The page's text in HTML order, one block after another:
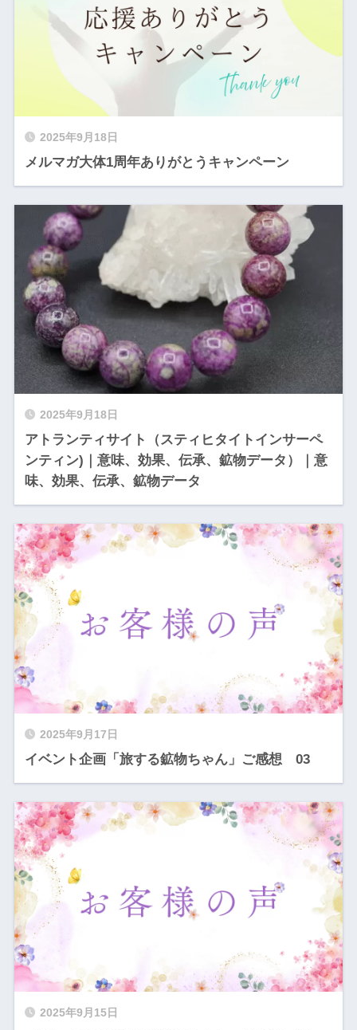
2025年9月18日
メルマガ大体1周年ありがとうキャンペーン
2025年9月18日
アトランティサイト（スティヒタイトインサーペ
ンティン)｜意味、効果、伝承、鉱物データ）｜意
味、効果、伝承、鉱物データ
2025年9月17日
イベント企画「旅する鉱物ちゃん」ご感想 03
2025年9月15日